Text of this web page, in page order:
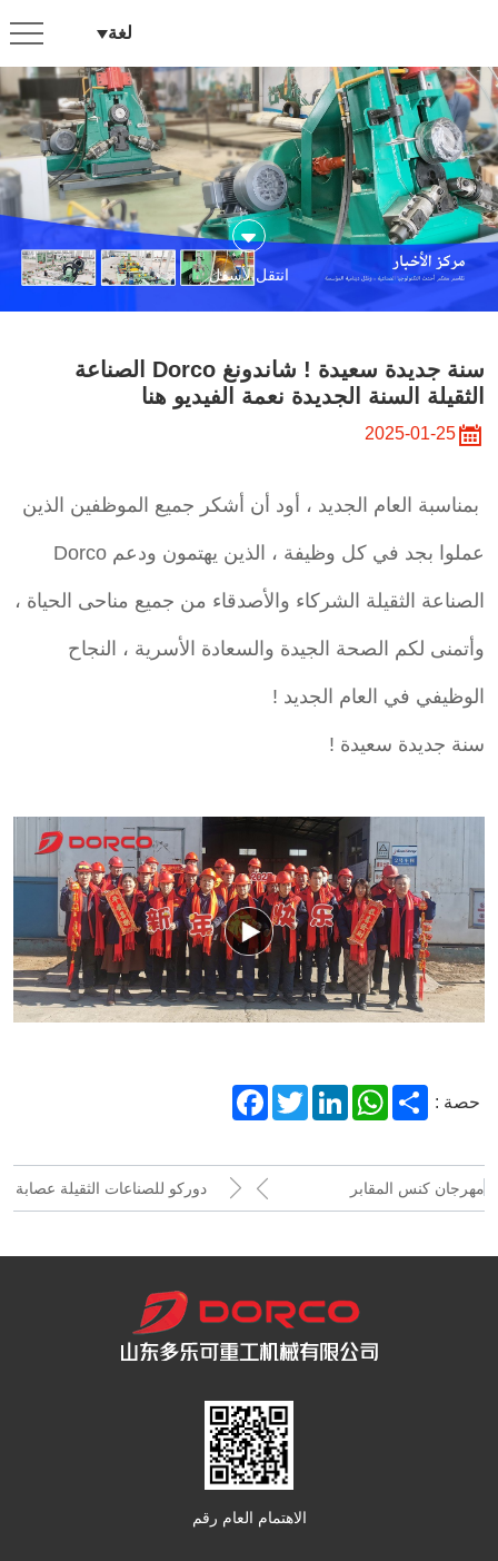
لغة
سعيدة
!
شاندونغ
Dorco
الصناعة
الثقيلة
السنة
الجديدة
نعمة
الفيديو
انتقل لأسفل
سنة جديدة سعيدة ! شاندونغ Dorco الصناعة
الثقيلة السنة الجديدة نعمة الفيديو هنا
2025-01-25
بمناسبة العام الجديد ، أود أن أشكر جميع الموظفين الذين
عملوا بجد في كل وظيفة ، الذين يهتمون ودعم Dorco
الصناعة الثقيلة الشركاء والأصدقاء من جميع مناحى الحياة ،
وأتمنى لكم الصحة الجيدة والسعادة الأسرية ، النجاح
الوظيفي في العام الجديد !
سنة جديدة سعيدة !
حصة : FacebookTwitterLinkedInWhatsAppShare
مهرجان كنس المقابر دوركو للصناعات الثقيلة عصابة
الاهتمام العام رقم